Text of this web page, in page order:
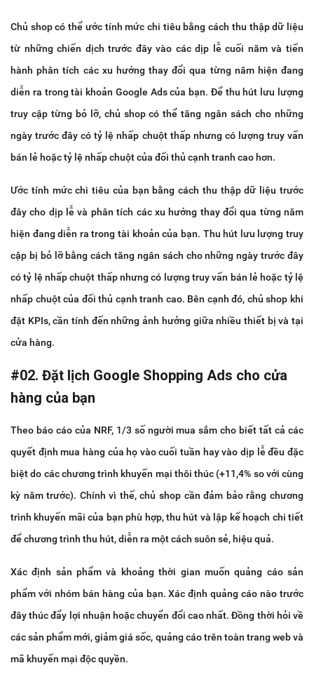
Chủ shop có thể ước tính mức chi tiêu bằng cách thu thập dữ liệu
từ những chiến dịch trước đây vào các dịp lễ cuối năm và tiến
hành phân tích các xu hướng thay đổi qua từng năm hiện đang
diễn ra trong tài khoản Google Ads của bạn. Để thu hút lưu lượng
truy cập từng bỏ lỡ, chủ shop có thể tăng ngân sách cho những
ngày trước đây có tỷ lệ nhấp chuột thấp nhưng có lượng truy vấn
bán lẻ hoặc tỷ lệ nhấp chuột của đối thủ cạnh tranh cao hơn.
Ước tính mức chi tiêu của bạn bằng cách thu thập dữ liệu trước
đây cho dịp lễ và phân tích các xu hướng thay đổi qua từng năm
hiện đang diễn ra trong tài khoản của bạn. Thu hút lưu lượng truy
cập bị bỏ lỡ bằng cách tăng ngân sách cho những ngày trước đây
có tỷ lệ nhấp chuột thấp nhưng có lượng truy vấn bán lẻ hoặc tỷ lệ
nhấp chuột của đối thủ cạnh tranh cao. Bên cạnh đó, chủ shop khi
đặt KPIs, cần tính đến những ảnh hưởng giữa nhiều thiết bị và tại
cửa hàng.
#02. Đặt lịch Google Shopping Ads cho cửa
hàng của bạn
Theo báo cáo của NRF, 1/3 số người mua sắm cho biết tất cả các
quyết định mua hàng của họ vào cuối tuần hay vào dịp lễ đều đặc
biệt do các chương trình khuyến mại thôi thúc (+11,4% so với cùng
kỳ năm trước). Chính vì thế, chủ shop cần đảm bảo rằng chương
trình khuyến mãi của bạn phù hợp, thu hút và lập kế hoạch chi tiết
để chương trình thu hút, diễn ra một cách suôn sẻ, hiệu quả.
Xác định sản phẩm và khoảng thời gian muốn quảng cáo sản
phẩm với nhóm bán hàng của bạn. Xác định quảng cáo nào trước
đây thúc đẩy lợi nhuận hoặc chuyển đổi cao nhất. Đồng thời hỏi về
các sản phẩm mới, giảm giá sốc, quảng cáo trên toàn trang web và
mã khuyến mại độc quyền.